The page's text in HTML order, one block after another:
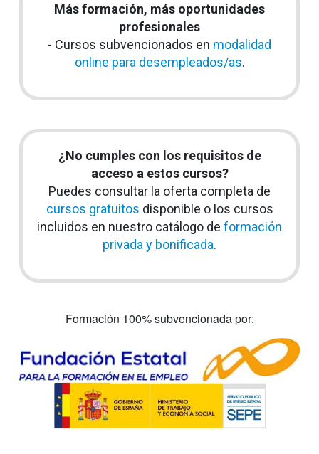
Más formación, más oportunidades
profesionales
- Cursos subvencionados en modalidad
online para desempleados/as.
¿No cumples con los requisitos de
acceso a estos cursos?
Puedes consultar la oferta completa de
cursos gratuitos disponible o los cursos
incluidos en nuestro catálogo de formación
privada y bonificada.
Formación 100% subvencionada por: